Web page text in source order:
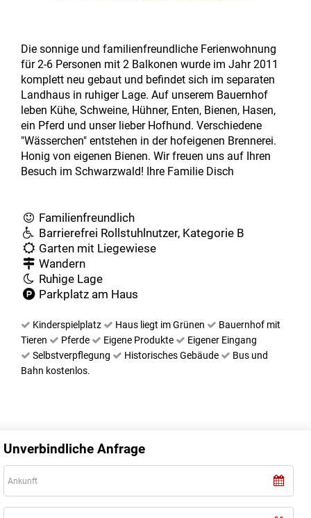
Die sonnige und familienfreundliche Ferienwohnung
für 2-6 Personen mit 2 Balkonen wurde im Jahr 2011
komplett neu gebaut und befindet sich im separaten
Landhaus in ruhiger Lage. Auf unserem Bauernhof
leben Kühe, Schweine, Hühner, Enten, Bienen, Hasen,
ein Pferd und unser lieber Hofhund. Verschiedene
"Wässerchen" entstehen in der hofeigenen Brennerei.
Honig von eigenen Bienen. Wir freuen uns auf Ihren
Besuch im Schwarzwald! Ihre Familie Disch
Familienfreundlich
Barrierefrei Rollstuhlnutzer, Kategorie B
Garten mit Liegewiese
Wandern
Ruhige Lage
Parkplatz am Haus
Kinderspielplatz Haus liegt im Grünen
Bauernhof mit
Tieren
Pferde Eigene Produkte
Eigener Eingang
Selbstverpflegung
Historisches Gebäude
Bus und
Bahn kostenlos.
Unverbindliche Anfrage